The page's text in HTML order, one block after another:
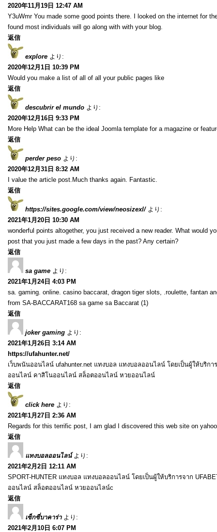
2020年11月19日 12:47 AM
Y3uWmr You made some good points there. I looked on the internet for
found most individuals will go along with with your blog.
返信
explore より:
2020年12月1日 10:39 PM
Would you make a list of all of all your public pages like
返信
descubrir el mundo より:
2020年12月16日 9:33 PM
More Help What can be the ideal Joomla template for a magazine or
返信
perder peso より:
2020年12月31日 8:32 AM
I value the article post.Much thanks again. Fantastic.
返信
https://sites.google.com/view/neosizexl/ より:
2021年1月20日 10:30 AM
wonderful points altogether, you just received a new reader. What would
post that you just made a few days in the past? Any certain?
返信
sa game より:
2021年1月24日 4:03 PM
sa. gaming. online. casino baccarat, dragon tiger slots, .roulette, fantan
from SA-BACCARAT168 sa game sa Baccarat (1)
返信
joker gaming より:
2021年1月26日 3:14 AM
https://ufahunter.net/
เว็บพนันออนไลน์ ufahunter.net แทงบอล แทงบอลออนไลน์ โดยเป็นผู้ให้บริกา
ออนไลน์ คาสิโนออนไลน์ สล็อตออนไลน์ หวยออนไลน์
返信
click here より:
2021年1月27日 2:36 AM
Regards for this terrific post, I am glad I discovered this web site on
返信
แทงบอลออนไลน์ より:
2021年2月2日 12:11 AM
SPORT-HUNTER แทงบอล แทงบอลออนไลน์ โดยเป็นผู้ให้บริการจาก
ออนไลน์ สล็อตออนไลน์ หวยออนไลน์c
返信
เซ็กซี่บาคาร่า より:
2021年2月10日 6:07 PM